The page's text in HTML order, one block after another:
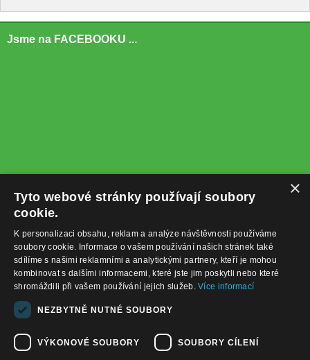
Jsme na FACEBOOKU ...
+420732122225
obchod@baterie-nabijecka.cz
Navigace
×
Tyto webové stránky používají soubory
cookie.
K personalizaci obsahu, reklam a analýze návštěvnosti používáme
soubory cookie. Informace o vašem používání našich stránek také
sdílíme s našimi reklamními a analytickými partnery, kteří je mohou
kombinovat s dalšími informacemi, které jste jim poskytli nebo které
shromáždili při vašem používání jejich služeb.Více informací
NEZBYTNĚ NUTNÉ SOUBORY
VÝKONOVÉ SOUBORY SOUBORY CÍLENÍ